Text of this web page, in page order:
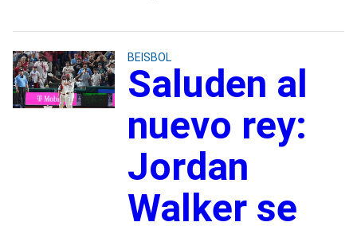
BEISBOL
Saluden al
nuevo rey:
Jordan
Walker se